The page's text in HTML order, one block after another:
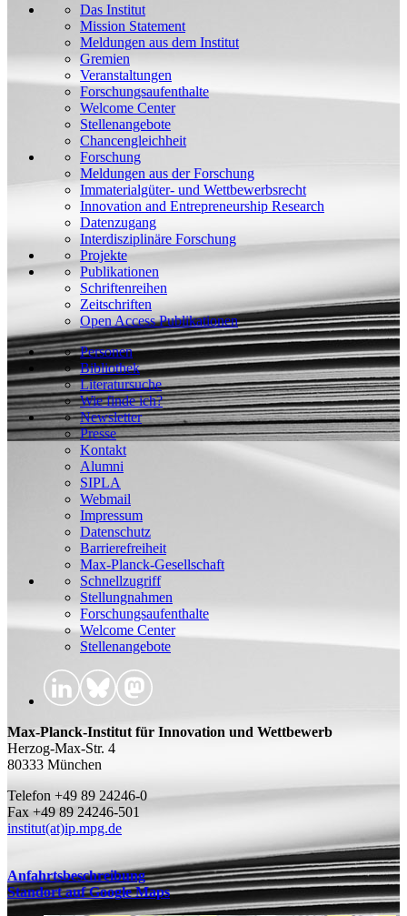
Das Institut
Mission Statement
Meldungen aus dem Institut
Gremien
Veranstaltungen
Forschungsaufenthalte
Welcome Center
Stellenangebote
Chancengleichheit
Forschung
Meldungen aus der Forschung
Immaterialgüter- und Wettbewerbsrecht
Innovation and Entrepreneurship Research
Datenzugang
Interdisziplinäre Forschung
Projekte
Publikationen
Schriftenreihen
Zeitschriften
Open Access Publikationen
Personen
Bibliothek
Literatursuche
Wie finde ich?
Newsletter
Presse
Kontakt
Alumni
SIPLA
Webmail
Impressum
Datenschutz
Barrierefreiheit
Max-Planck-Gesellschaft
Schnellzugriff
Stellungnahmen
Forschungsaufenthalte
Welcome Center
Stellenangebote
Max-Planck-Institut für Innovation und Wettbewerb
Herzog-Max-Str. 4
80333 München
Telefon +49 89 24246-0
Fax +49 89 24246-501
institut(at)ip.mpg.de
Anfahrtsbeschreibung
Standort auf Google Maps